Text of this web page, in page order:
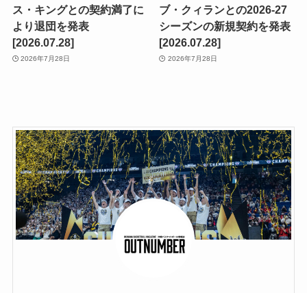
ス・キングとの契約満了に
より退団を発表
[2026.07.28]
2026年7月28日
ブ・クィランとの2026-27
シーズンの新規契約を発表
[2026.07.28]
2026年7月28日